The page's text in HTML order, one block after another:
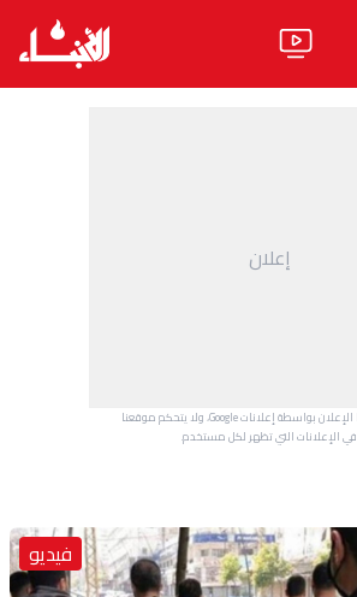
إعلان
يتم عرض هذا الإعلان بواسطة إعلانات Google، ولا يتحكم موقعنا
في الإعلانات التي تظهر لكل مستخدم.
فيديو